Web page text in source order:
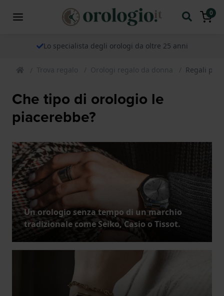
0
Lo specialista degli orologi da oltre 25 anni
Trova regalo Orologi regalo da donna Regali per
Che tipo di orologio le
piacerebbe?
Un orologio senza tempo di un marchio
tradizionale come Seiko, Casio o Tissot.